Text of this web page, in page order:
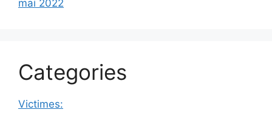
mai 2022
Categories
Victimes: